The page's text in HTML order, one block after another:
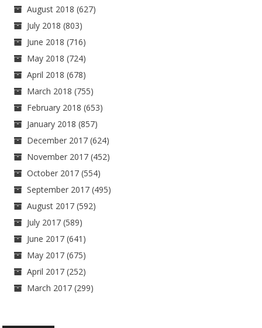
August 2018 (627)
July 2018 (803)
June 2018 (716)
May 2018 (724)
April 2018 (678)
March 2018 (755)
February 2018 (653)
January 2018 (857)
December 2017 (624)
November 2017 (452)
October 2017 (554)
September 2017 (495)
August 2017 (592)
July 2017 (589)
June 2017 (641)
May 2017 (675)
April 2017 (252)
March 2017 (299)